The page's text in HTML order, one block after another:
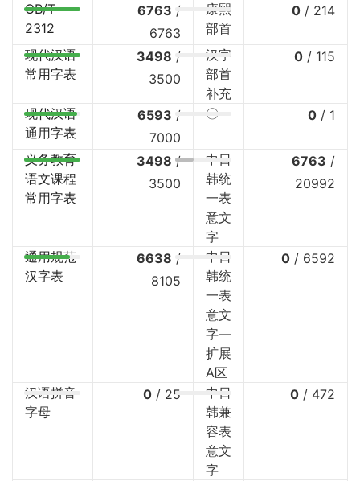
GB/T
2312
6763 /
6763
康熙
部首
0 / 214
现代汉语
常用字表
3498 /
3500
汉字
部首
补充
0 / 115
现代汉语
通用字表
6593 /
7000
〇 0 / 1
义务教育
语文课程
常用字表
3498 /
3500
中日
韩统
一表
意文
字
6763 /
20992
通用规范
汉字表
6638 /
8105
中日
韩统
一表
意文
字—
扩展
A区
0 / 6592
汉语拼音
字母
0 / 25
中日
韩兼
容表
意文
字
0 / 472